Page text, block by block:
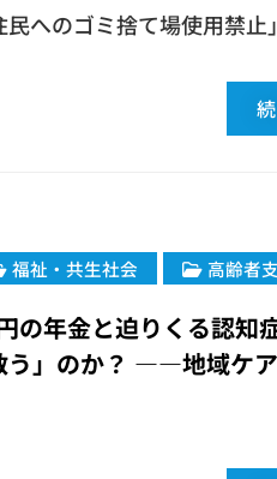
へのゴミ捨て場使用禁止
福祉・共生社会 高齢者
の年金と迫りくる認知
う」のか？ ――地域ケ